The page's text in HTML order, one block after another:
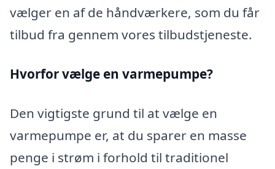
vælger en af de håndværkere, som du får
tilbud fra gennem vores tilbudstjeneste.
Hvorfor vælge en varmepumpe?
Den vigtigste grund til at vælge en
varmepumpe er, at du sparer en masse
penge i strøm i forhold til traditionel